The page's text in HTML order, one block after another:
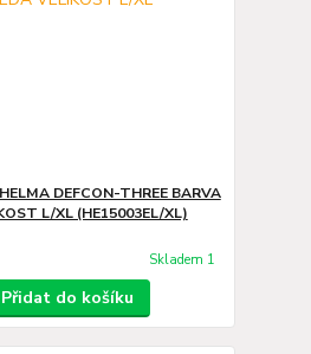
DEFCON-THREE BARVA
L/XL (HE15003EL/XL)
Skladem 1
Přidat do košíku